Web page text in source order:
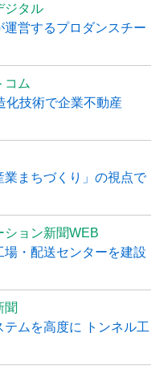
ジタル
営するプロダンスチー
コム
化技術で企業不動産
まちづくり」の視点で
ション新聞WEB
・配送センターを建設
聞
ムを高度に トンネル工